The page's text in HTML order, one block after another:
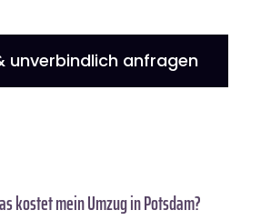
unverbindlich anfragen
kostet mein Umzug in Potsdam?